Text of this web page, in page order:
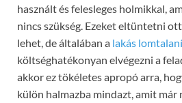
használt és felesleges holmikkal,
nincs szükség. Ezeket eltüntetni
lehet, de általában a lakás
költséghatékonyan elvégezni a
akkor ez tökéletes apropó arra,
külön halmazba mindazt, amit már